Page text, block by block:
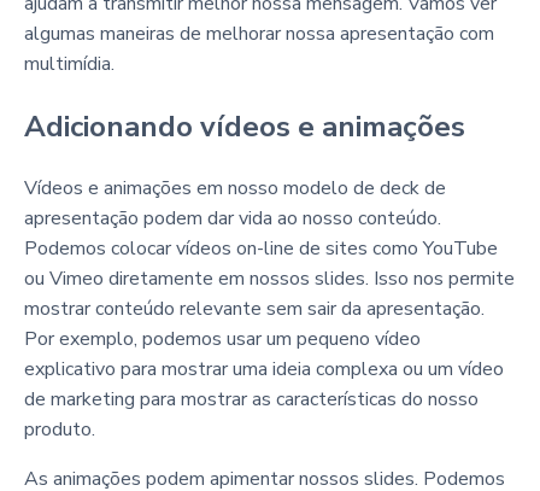
algumas maneiras de melhorar nossa apresentação com
multimídia.
Adicionando vídeos e animações
Vídeos e animações em nosso modelo de deck de
apresentação podem dar vida ao nosso conteúdo.
Podemos colocar vídeos on-line de sites como YouTube
ou Vimeo diretamente em nossos slides. Isso nos permite
mostrar conteúdo relevante sem sair da apresentação.
Por exemplo, podemos usar um pequeno vídeo
explicativo para mostrar uma ideia complexa ou um vídeo
de marketing para mostrar as características do nosso
produto.
As animações podem apimentar nossos slides. Podemos